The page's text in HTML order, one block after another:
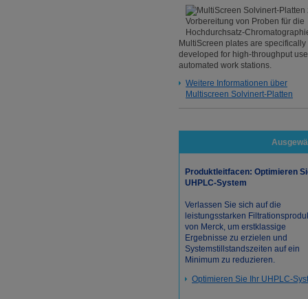
MultiScreen plates are specifically
developed for high-throughput
automated work stations.
Weitere Informationen über
Multiscreen Solvinert-Platten
Produktleitfacen: Optimieren
UHPLC-System
Verlassen Sie sich auf die
leistungsstarken
von Merck, um erstklassige
Ergebnisse zu erzielen und
Systemstillstandszeiten auf ein
Minimum zu reduzieren.
Optimieren Sie Ihr UHPLC-